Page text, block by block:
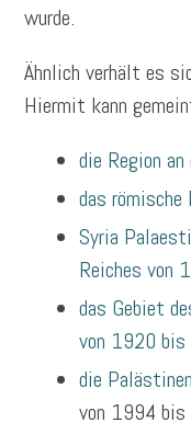
wurde.
Ähnlich verhält es
Hiermit kann
die Region
das
Syria
Reiches von
das Gebiet
von 1920
die
von 1994